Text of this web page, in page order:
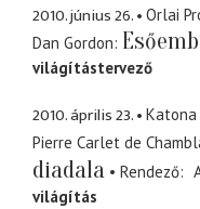
2010. június 26.
Orlai
Dan Gordon
világítástervező
2010. április 23.
Katona
Pierre Carlet de
diadala
Rendező
világítás